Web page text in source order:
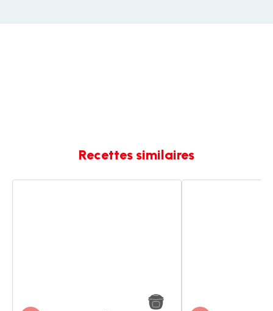
Recettes similaires